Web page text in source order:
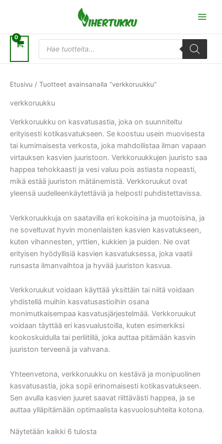
Products
search
Etusivu / Tuotteet avainsanalla “verkkoruukku”
verkkoruukku
Verkkoruukku on kasvatusastia, joka on suunniteltu
erityisesti kotikasvatukseen. Se koostuu usein muovisesta
tai kumimaisesta verkosta, joka mahdollistaa ilman vapaan
virtauksen kasvien juuristoon. Verkkoruukkujen juuristo saa
happea tehokkaasti ja vesi valuu pois astiasta nopeasti,
mikä estää juuriston mätänemistä. Verkkoruukut ovat
yleensä uudelleenkäytettäviä ja helposti puhdistettavissa.
Verkkoruukkuja on saatavilla eri kokoisina ja muotoisina, ja
ne soveltuvat hyvin monenlaisten kasvien kasvatukseen,
kuten vihannesten, yrttien, kukkien ja puiden. Ne ovat
erityisen hyödyllisiä kasvien kasvatuksessa, joka vaatii
runsasta ilmanvaihtoa ja hyvää juuriston kasvua.
Verkkoruukut voidaan käyttää yksittäin tai niitä voidaan
yhdistellä muihin kasvatusastioihin osana
monimutkaisempaa kasvatusjärjestelmää. Verkkoruukut
voidaan täyttää eri kasvualustoilla, kuten esimerkiksi
kookoskuidulla tai perliitillä, joka auttaa pitämään kasvin
juuriston terveenä ja vahvana.
Yhteenvetona, verkkoruukku on kestävä ja monipuolinen
kasvatusastia, joka sopii erinomaisesti kotikasvatukseen.
Sen avulla kasvien juuret saavat riittävästi happea, ja se
auttaa ylläpitämään optimaalista kasvuolosuhteita kotona.
Näytetään kaikki 6 tulosta